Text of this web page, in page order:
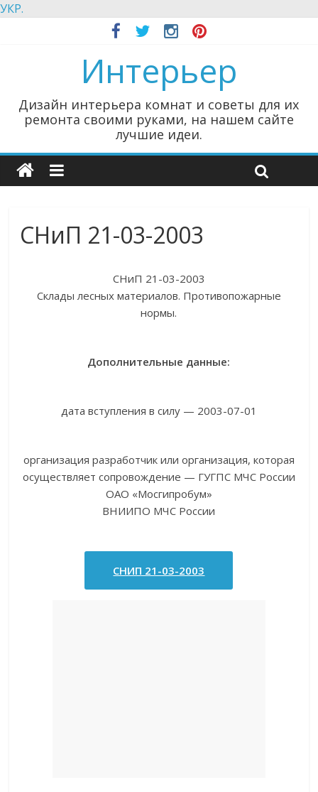
УКР.
Интерьер
Дизайн интерьера комнат и советы для их
ремонта своими руками, на нашем сайте
лучшие идеи.
СНиП 21-03-2003
СНиП 21-03-2003
Склады лесных материалов. Противопожарные
нормы.
Дополнительные данные:
дата вступления в силу — 2003-07-01
организация разработчик или организация, которая
осуществляет сопровождение — ГУГПС МЧС России
ОАО «Мосгипробум»
ВНИИПО МЧС России
СНИП 21-03-2003